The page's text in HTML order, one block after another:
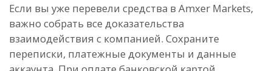
Если вы уже перевели средства в Amxer Markets,
важно собрать все доказательства
взаимодействия с компанией. Сохраните
переписки, платежные документы и данные